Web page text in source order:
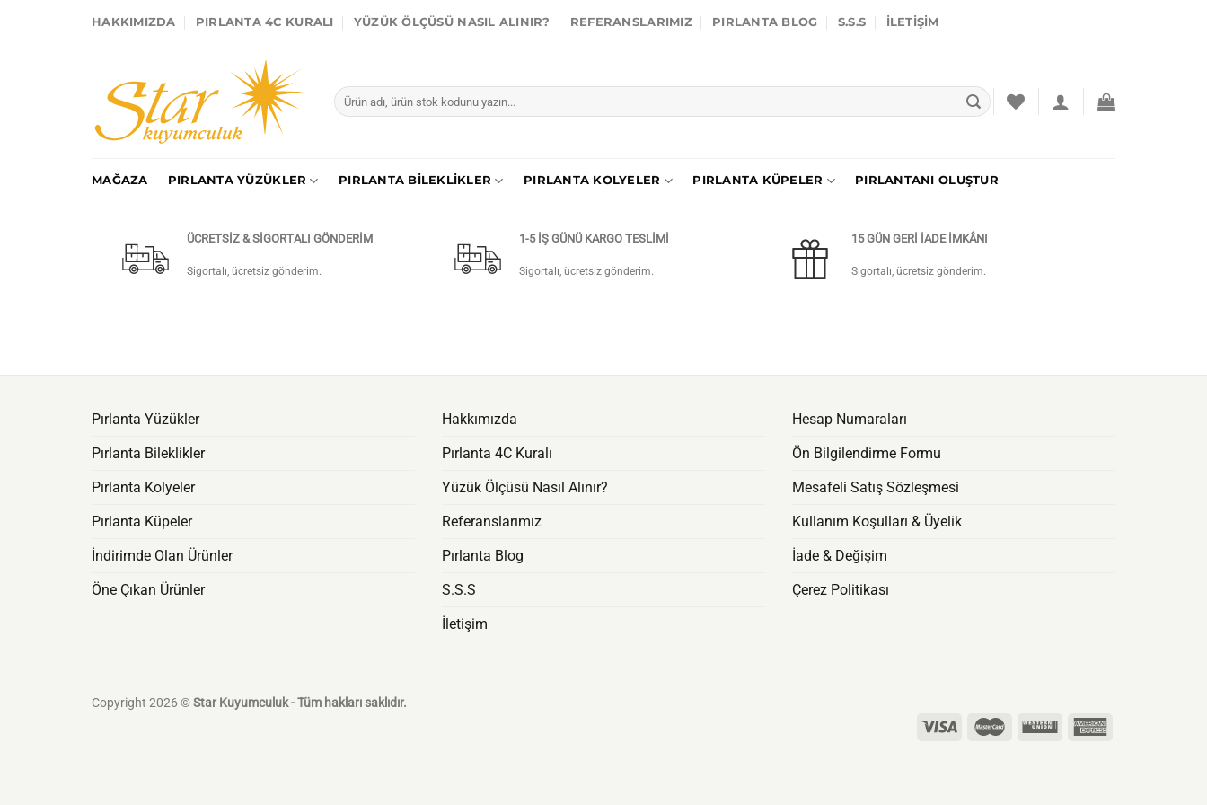
HAKKIMIZDA PIRLANTA 4C KURALI YÜZÜK ÖLÇÜSÜ NASIL ALINIR? REFERANSLARIMIZ PIRLANTA BLOG S.S.S İLETIŞIM
Ara:
MAĞAZA PIRLANTA YÜZÜKLER PIRLANTA BILEKLIKLER PIRLANTA KOLYELER PIRLANTA KÜPELER PIRLANTANI OLUŞTUR
ÜCRETSİZ & SİGORTALI GÖNDERİM
Sigortalı, ücretsiz gönderim.
1-5 İŞ GÜNÜ KARGO TESLİMİ
Sigortalı, ücretsiz gönderim.
15 GÜN GERİ İADE İMKÂNI
Sigortalı, ücretsiz gönderim.
Pırlanta Yüzükler
Pırlanta Bileklikler
Pırlanta Kolyeler
Pırlanta Küpeler
İndirimde Olan Ürünler
Öne Çıkan Ürünler
Hakkımızda
Pırlanta 4C Kuralı
Yüzük Ölçüsü Nasıl Alınır?
Referanslarımız
Pırlanta Blog
S.S.S
İletişim
Hesap Numaraları
Ön Bilgilendirme Formu
Mesafeli Satış Sözleşmesi
Kullanım Koşulları & Üyelik
İade & Değişim
Çerez Politikası
Copyright 2026 ©Star Kuyumculuk - Tüm hakları saklıdır.